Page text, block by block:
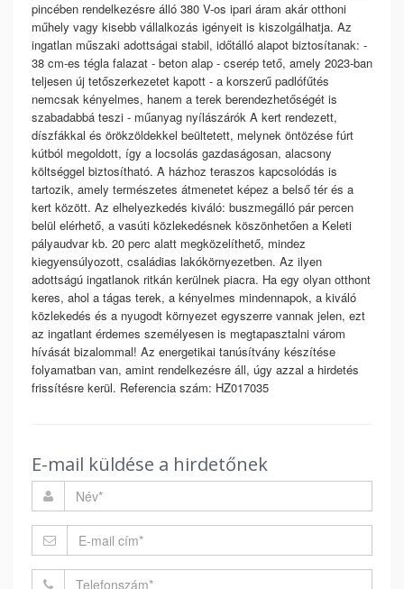
pincében rendelkezésre álló 380 V-os ipari áram akár otthoni
műhely vagy kisebb vállalkozás igényeit is kiszolgálhatja. Az
ingatlan műszaki adottságai stabil, időtálló alapot biztosítanak: -
38 cm-es tégla falazat - beton alap - cserép tető, amely 2023-ban
teljesen új tetőszerkezetet kapott - a korszerű padlófűtés
nemcsak kényelmes, hanem a terek berendezhetőségét is
szabadabbá teszi - műanyag nyílászárók A kert rendezett,
díszfákkal és örökzöldekkel beültetett, melynek öntözése fúrt
kútból megoldott, így a locsolás gazdaságosan, alacsony
költséggel biztosítható. A házhoz teraszos kapcsolódás is
tartozik, amely természetes átmenetet képez a belső tér és a
kert között. Az elhelyezkedés kiváló: buszmegálló pár percen
belül elérhető, a vasúti közlekedésnek köszönhetően a Keleti
pályaudvar kb. 20 perc alatt megközelíthető, mindez
kiegyensúlyozott, családias lakókörnyezetben. Az ilyen
adottságú ingatlanok ritkán kerülnek piacra. Ha egy olyan otthont
keres, ahol a tágas terek, a kényelmes mindennapok, a kiváló
közlekedés és a nyugodt környezet egyszerre vannak jelen, ezt
az ingatlant érdemes személyesen is megtapasztalni várom
hívását bizalommal! Az energetikai tanúsítvány készítése
folyamatban van, amint rendelkezésre áll, úgy azzal a hirdetés
frissítésre kerül. Referencia szám: HZ017035
E-mail küldése a hirdetőnek